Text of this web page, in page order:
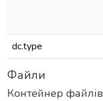
dc.type
Файли
Контейнер файлів